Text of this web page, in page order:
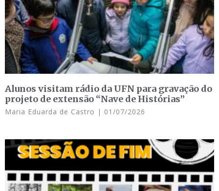
Alunos visitam rádio da UFN para gravação do
projeto de extensão “Nave de Histórias”
Maria Eduarda de Castro 01/07/2026